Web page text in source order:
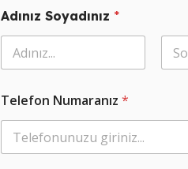
Adınız Soyadınız *
e
l
f
Telefon Numaranız *